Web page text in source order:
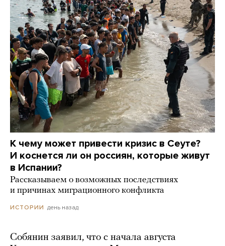
К чему может привести кризис в Сеуте?
И коснется ли он россиян, которые живут
в Испании?
Рассказываем о возможных последствиях
и причинах миграционного конфликта
ИСТОРИИ день назад
Собянин заявил, что с начала августа